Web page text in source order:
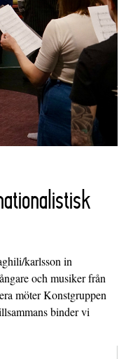
karlsson in
och musiker från
möter Konstgruppen
binder vi